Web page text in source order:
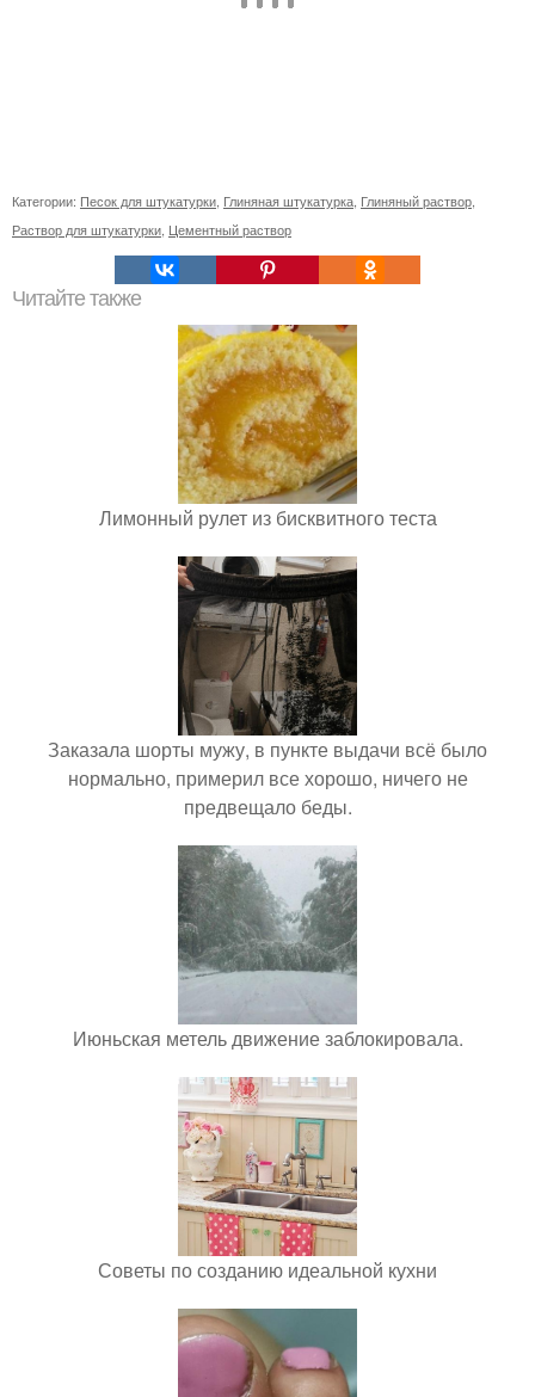
Категории: Песок для штукатурки, Глиняная штукатурка, Глиняный раствор,
Раствор для штукатурки, Цементный раствор
Читайте также
Лимонный рулет из бисквитного теста
Заказала шорты мужу, в пункте выдачи всё было
нормально, примерил все хорошо, ничего не
предвещало беды.
Июньская метель движение заблокировала.
Советы по созданию идеальной кухни